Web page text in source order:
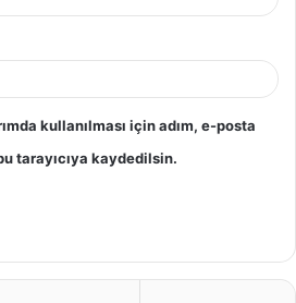
kullanılması için adım, e-posta
tarayıcıya kaydedilsin.